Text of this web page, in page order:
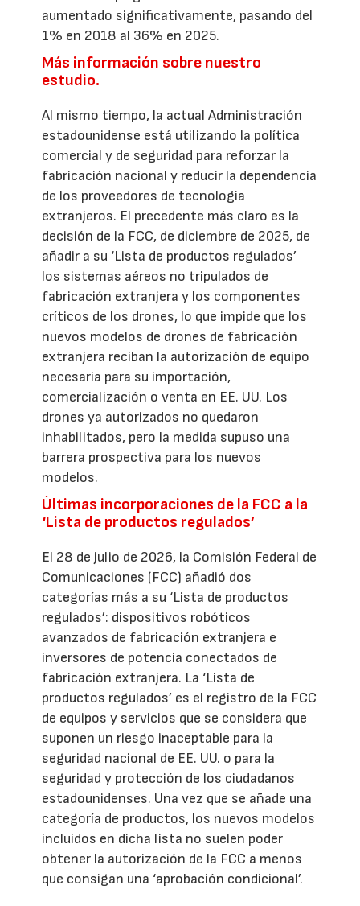
aumentado significativamente, pasando del
1% en 2018 al 36% en 2025.
Más información sobre nuestro
estudio.
Al mismo tiempo, la actual Administración
estadounidense está utilizando la política
comercial y de seguridad para reforzar la
fabricación nacional y reducir la dependencia
de los proveedores de tecnología
extranjeros. El precedente más claro es la
decisión de la FCC, de diciembre de 2025, de
añadir a su ‘Lista de productos regulados’
los sistemas aéreos no tripulados de
fabricación extranjera y los componentes
críticos de los drones, lo que impide que los
nuevos modelos de drones de fabricación
extranjera reciban la autorización de equipo
necesaria para su importación,
comercialización o venta en EE. UU. Los
drones ya autorizados no quedaron
inhabilitados, pero la medida supuso una
barrera prospectiva para los nuevos
modelos.
Últimas incorporaciones de la FCC a la
‘Lista de productos regulados’
El 28 de julio de 2026, la Comisión Federal de
Comunicaciones (FCC) añadió dos
categorías más a su ‘Lista de productos
regulados’: dispositivos robóticos
avanzados de fabricación extranjera e
inversores de potencia conectados de
fabricación extranjera. La ‘Lista de
productos regulados’ es el registro de la FCC
de equipos y servicios que se considera que
suponen un riesgo inaceptable para la
seguridad nacional de EE. UU. o para la
seguridad y protección de los ciudadanos
estadounidenses. Una vez que se añade una
categoría de productos, los nuevos modelos
incluidos en dicha lista no suelen poder
obtener la autorización de la FCC a menos
que consigan una ‘aprobación condicional’.